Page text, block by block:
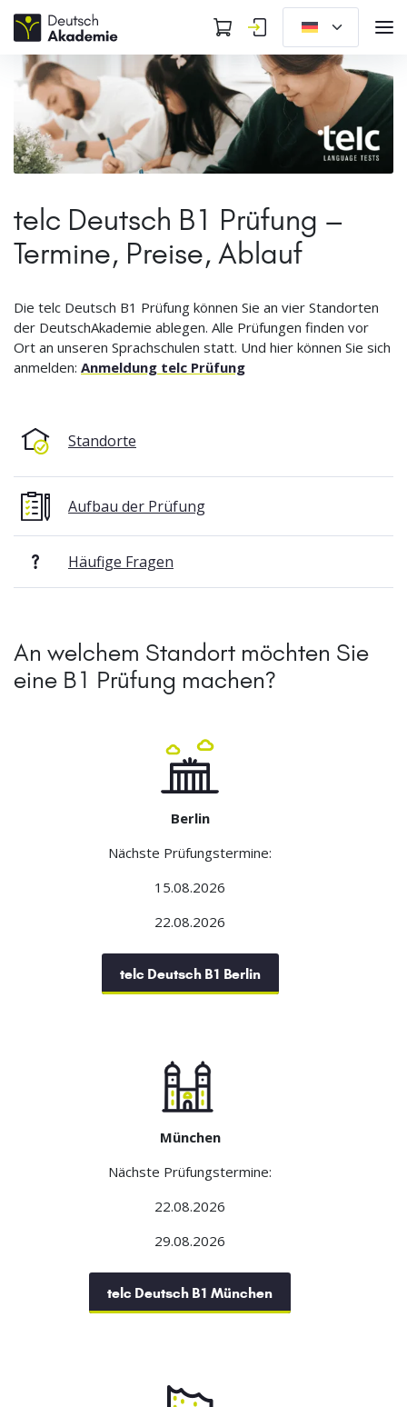
telc Deutsch B1 Prüfung –
Termine, Preise, Ablauf
Die telc Deutsch B1 Prüfung können Sie an vier Standorten
der DeutschAkademie ablegen. Alle Prüfungen finden vor
Ort an unseren Sprachschulen statt. Und hier können Sie sich
anmelden: Anmeldung telc Prüfung
Standorte
Aufbau der Prüfung
Häufige Fragen
An welchem Standort möchten Sie
eine B1 Prüfung machen?
Berlin
Nächste Prüfungstermine:
15.08.2026
22.08.2026
telc Deutsch B1 Berlin
München
Nächste Prüfungstermine:
22.08.2026
29.08.2026
telc Deutsch B1 München